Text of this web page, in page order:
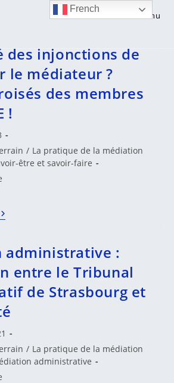
Menu
des injonctions de
le médiateur ?
des membres
!
/ La pratique de la médiation
être et savoir-faire
administrative :
entre le Tribunal
de Strasbourg et
/ La pratique de la médiation
administrative
French